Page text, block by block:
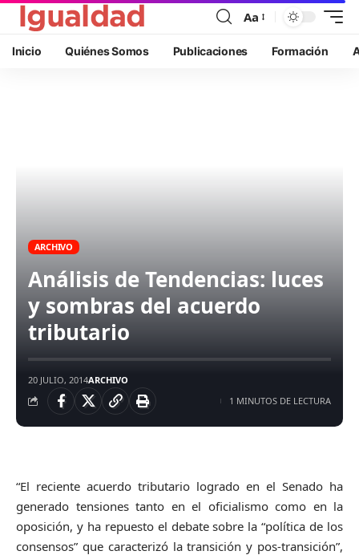
Aa
Inicio Quiénes Somos Publicaciones Formación
ARCHIVO
Análisis de Tendencias: luces
y sombras del acuerdo
tributario
20 JULIO, 2014ARCHIVO
1 MINUTOS DE LECTURA
“El reciente acuerdo tributario logrado en el Senado ha
generado tensiones tanto en el oficialismo como en la
oposición, y ha repuesto el debate sobre la “política de los
consensos” que caracterizó la transición y pos-transición”,